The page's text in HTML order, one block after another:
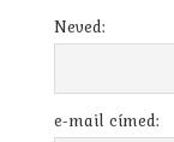
Neved:
e-mail címed: